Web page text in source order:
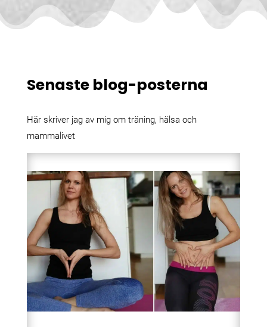
Senaste blog-posterna
Här skriver jag av mig om träning, hälsa och
mammalivet